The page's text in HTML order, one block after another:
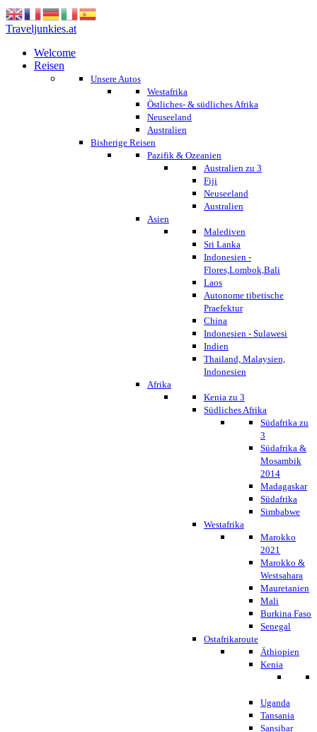
Traveljunkies.at
Welcome
Reisen
Unsere Autos
Westafrika
Östliches- & südliches Afrika
Neuseeland
Australien
Bisherige Reisen
Pazifik & Ozeanien
Australien zu 3
Fiji
Neuseeland
Australien
Asien
Malediven
Sri Lanka
Indonesien -
Flores,Lombok,Bali
Laos
Autonome tibetische
Praefektur
China
Indonesien - Sulawesi
Indien
Thailand, Malaysien,
Indonesien
Afrika
Kenia zu 3
Südliches Afrika
Südafrika zu
3
Südafrika &
Mosambik
2014
Madagaskar
Südafrika
Simbabwe
Westafrika
Marokko
2021
Marokko &
Westsahara
Mauretanien
Mali
Burkina Faso
Senegal
Ostafrikaroute
Äthiopien
Kenia
Uganda
Tansania
Sansibar